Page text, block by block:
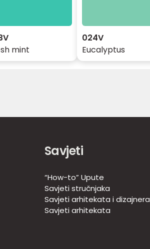
mint
024V
Eucalyptus
Savjeti
“How-to” Upute
Savjeti stručnjaka
Savjeti arhitekata i dizajnera
Savjeti arhitekata